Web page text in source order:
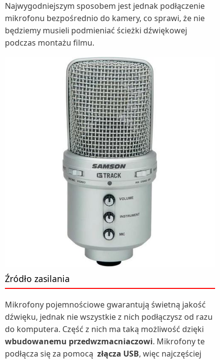
Najwygodniejszym sposobem jest jednak podłączenie
mikrofonu bezpośrednio do kamery, co sprawi, że nie
będziemy musieli podmieniać ścieżki dźwiękowej
podczas montażu filmu.
Źródło zasilania
Mikrofony pojemnościowe gwarantują świetną jakość
dźwięku, jednak nie wszystkie z nich podłączysz od razu
do komputera. Część z nich ma taką możliwość dzięki
wbudowanemu przedwzmacniaczowi. Mikrofony te
podłącza się za pomocą złącza USB, więc najczęściej